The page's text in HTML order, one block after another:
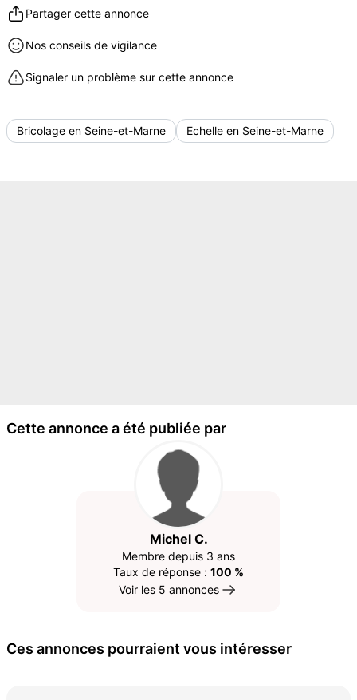
Partager cette annonce
Nos conseils de vigilance
Signaler un problème sur cette annonce
Bricolage en Seine-et-Marne Echelle en Seine-et-Marne
Cette annonce a été publiée par
Michel C.
Membre depuis 3 ans
Taux de réponse : 100 %
Voir les 5 annonces
Ces annonces pourraient vous intéresser